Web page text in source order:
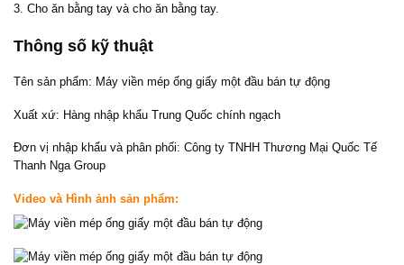
3. Cho ăn bằng tay và cho ăn bằng tay.
Thông số kỹ thuật
Tên sản phẩm: Máy viền mép ống giấy một đầu bán tự động
Xuất xứ: Hàng nhập khẩu Trung Quốc chính ngạch
Đơn vị nhập khẩu và phân phối: Công ty TNHH Thương Mại Quốc Tế
Thanh Nga Group
Video và Hình ảnh sản phẩm: